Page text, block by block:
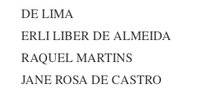
DE LIMA
ERLI LIBER DE ALMEIDA
RAQUEL MARTINS
JANE ROSA DE CASTRO